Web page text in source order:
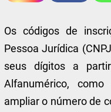
Os códigos de
Pessoa Jurídica
seus dígitos a
Alfanumérico,
ampliar o número de